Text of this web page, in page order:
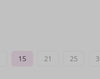
15 21 25